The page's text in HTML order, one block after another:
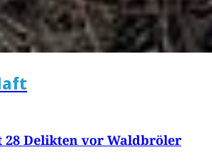
28 Delikten vor Waldbröler